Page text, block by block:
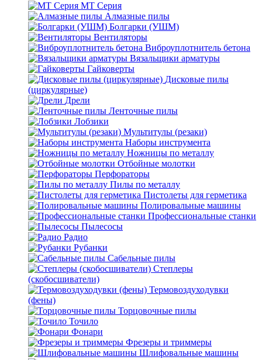
MT Серия
Алмазные пилы
Болгарки (УШМ)
Вентиляторы
Виброуплотнитель бетона
Вязальщики арматуры
Гайковерты
Дисковые пилы
(циркулярные)
Дрели
Ленточные пилы
Лобзики
Мультитулы (резаки)
Наборы инструмента
Ножницы по металлу
Отбойные молотки
Перфораторы
Пилы по металлу
Пистолеты для герметика
Полировальные машины
Профессиональные станки
Пылесосы
Радио
Рубанки
Сабельные пилы
Степлеры
(скобосшиватели)
Термовоздуходувки
(фены)
Торцовочные пилы
Точило
Фонари
Фрезеры и триммеры
Шлифовальные машины